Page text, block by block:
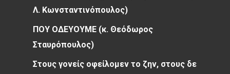
Λ. Κωνσταντινόπουλος)
ΠΟΥ ΟΔΕΥΟΥΜΕ (κ. Θεόδωρος
Σταυρόπουλος)
Στους γονείς οφείλομεν το ζην, στους δε